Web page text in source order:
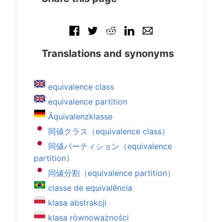
Translations and synonyms
equivalence class
equivalence partition
Äquivalenzklasse
同値クラス（equivalence class）
同値パーティション（equivalence
partition）
同値分割（equivalence partition）
classe de equivalência
klasa abstrakcji
klasa równoważności